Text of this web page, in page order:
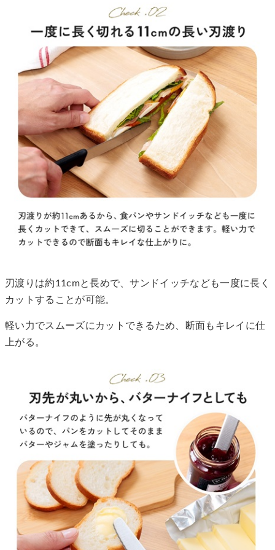
刃渡りは約11cmと長めで、サンドイッチなども一度に長く
カットすることが可能。
軽い力でスムーズにカットできるため、断面もキレイに仕
上がる。